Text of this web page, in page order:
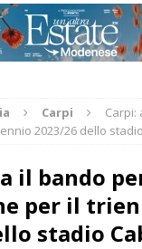
Carpi
Carpi:
2023/26 dello
il bando
per il
stadio